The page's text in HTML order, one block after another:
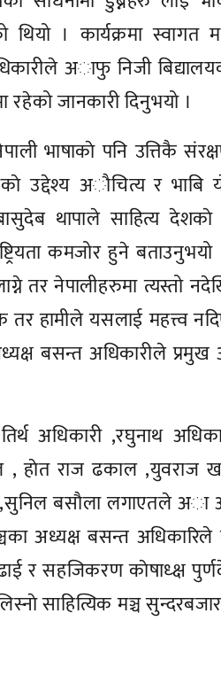
। कार्यक्रमा स्वागत
अाफु निजी
रहेको जानकारी दिनुभयो ।
भाषाकाे पनि उत्तिकै
उद्देश्य अाैचित्य र भाबि
थापाले साहित्य देशकाे
कमजोर हुने
तर नेपालीहरुमा त्यस्तो
हामीले यसलाई महत्त्व
बसन्त अधिकारीले प्रमुख
तिर्थ अधिकारी ,रघुनाथ
, हाेत राज ढकाल ,युवराज
,सुनिल बसाैला लगाएतले अा
अध्यक्ष बसन्त
र सहजिकरण काेषाध्क्ष
लिस्नाे साहित्यिक मञ्च